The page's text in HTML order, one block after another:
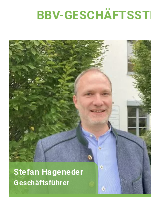
BBV-
Stefan Hageneder
Geschäftsführer